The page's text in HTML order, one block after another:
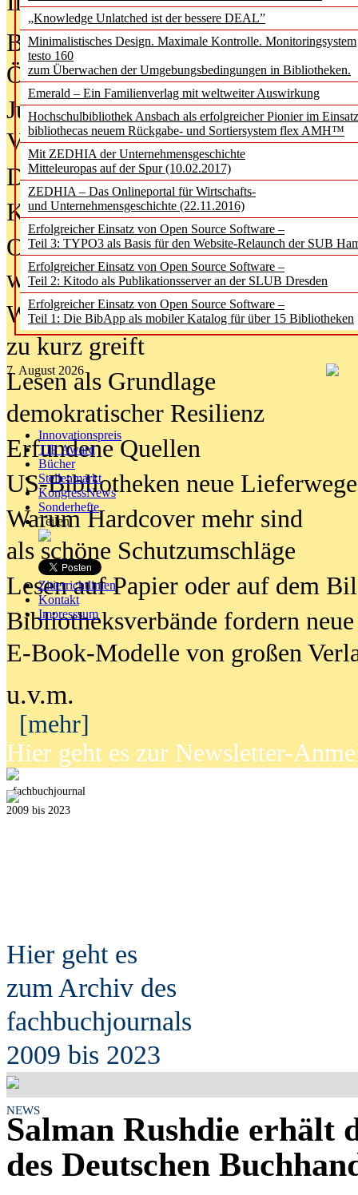
„Knowledge Unlatched ist der bessere DEAL”
Minimalistisches Design. Maximale Kontrolle. Monitoringsystem
testo 160
zum Überwachen der Umgebungsbedingungen in Bibliotheken.
Emerald – Ein Familienverlag mit weltweiter Auswirkung
Hochschulbibliothek Ansbach als erfolgreicher Pionier im
bibliothecas neuem Rückgabe- und Sortiersystem flex AMH™
Mit ZEDHIA der Unternehmensgeschichte
Mitteleuropas auf der Spur (10.02.2017)
ZEDHIA – Das Onlineportal für Wirtschafts-
und Unternehmensgeschichte (22.11.2016)
Erfolgreicher Einsatz von Open Source Software –
Teil 3: TYPO3 als Basis für den Website-Relaunch der SUB
Erfolgreicher Einsatz von Open Source Software –
Teil 2: Kitodo als Publikationsserver an der SLUB Dresden
Erfolgreicher Einsatz von Open Source Software –
Teil 1: Die BibApp als mobiler Katalog für über 15 Bibliotheken
7. August 2026
Innovationspreis
TIP Award
Bücher
Stellenmarkt
KongressNews
Sonderhefte
Teilen
Zitierrichtlinien
Kontakt
Impresssum
Bürgerforum fordert mehr
Öffentlichkeit
Jugendliche wollen besseren
Verbote
Digitale Langzeit­archi­vierung
KI-Chatbots werden Teil der
Offene Infrastrukturen für
wissenschaftliche
Warum die Debatte über KI-Texte
zu kurz greift
Lesen als Grundlage
demokratischer Resilienz
Erfundene Quellen
US-Bibliotheken neue Lieferwege
Warum Hardcover mehr sind
als schöne Schutzumschläge
Lesen auf Papier oder auf dem
Bibliotheksverbände fordern neue
E-Book-Modelle von großen
u.v.m.
[mehr]
Hier geht es zur Newsletter-
fachbuchjournal
2009 bis 2023
Hier geht es
zum Archiv des
fachbuchjournals
2009 bis 2023
NEWS
Salman Rushdie erhält
des Deutschen